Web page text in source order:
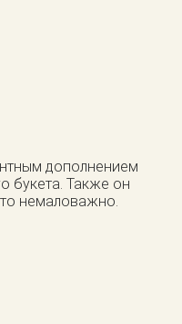
дополнением
букета. Также он
немаловажно.